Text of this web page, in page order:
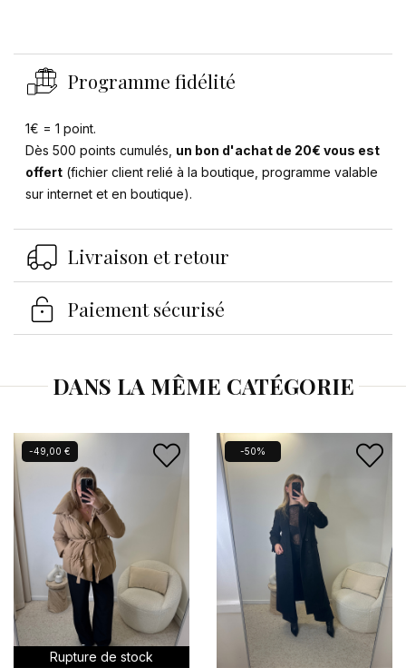
Programme fidélité
1€ = 1 point.
Dès 500 points cumulés, un bon d'achat de 20€ vous est
offert(fichier client relié à la boutique, programme valable
sur internet et en boutique).
Livraison et retour
Paiement sécurisé
DANS LA MÊME CATÉGORIE
-49,00 €
Rupture de stock
-50%
Se connecter
Vous devez être connecté pour enregistrer des
Annuler Se connecter